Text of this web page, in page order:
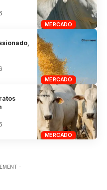
MERCADO
MERCADO
MERCADO
-